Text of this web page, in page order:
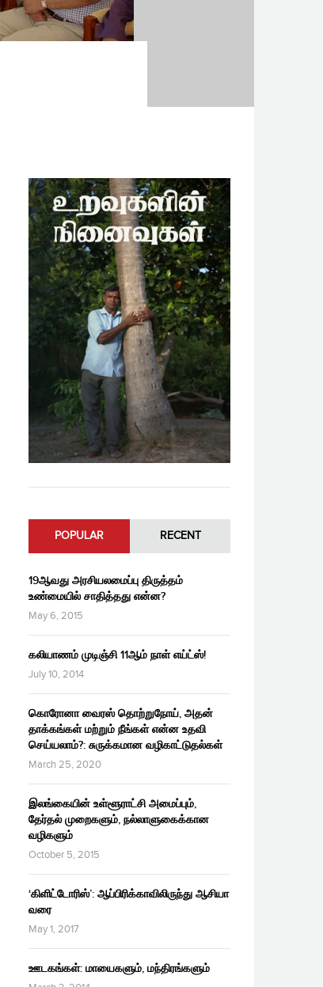
POPULAR RECENT
19ஆவது அரசியலமைப்பு திருத்தம்
உண்மையில் சாதித்தது என்ன?
May 6, 2015
கலியாணம் முடிஞ்சி 11ஆம் நாள் எய்ட்ஸ்!
July 10, 2014
கொரோனா வைரஸ் தொற்றுநோய், அதன்
தாக்கங்கள் மற்றும் நீங்கள் என்ன உதவி
செய்யலாம்?: சுருக்கமான வழிகாட்டுதல்கள்
March 25, 2020
இலங்கையின் உள்ளூராட்சி அமைப்பும்,
தேர்தல் முறைகளும், நல்லாளுகைக்கான
வழிகளும்
October 5, 2015
‘கிளிட்டோரிஸ்’: ஆப்பிரிக்காவிலிருந்து ஆசியா
வரை
May 1, 2017
ஊடகங்கள்: மாயைகளும், மந்திரங்களும்